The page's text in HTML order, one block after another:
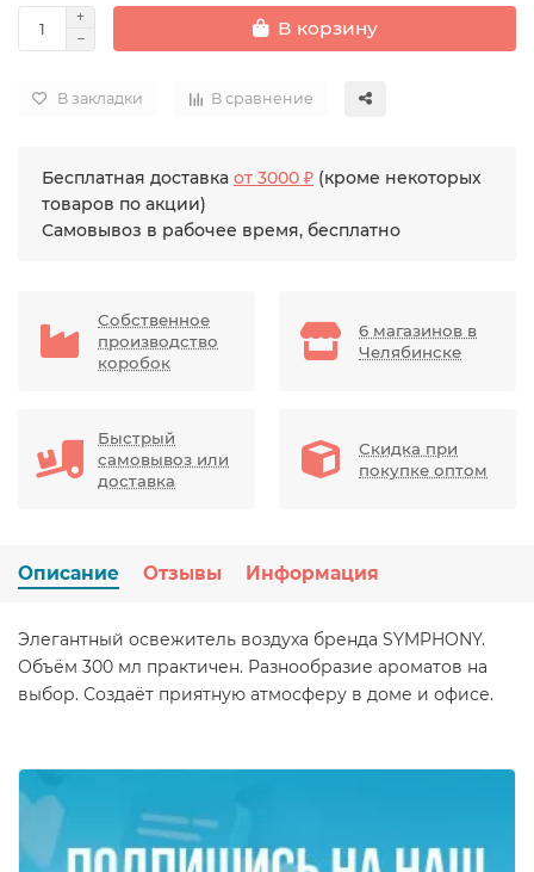
В корзину
В закладки В сравнение
Бесплатная доставка от 3000 ₽ (кроме некоторых
товаров по акции)
Самовывоз в рабочее время, бесплатно
Собственное
производство
коробок
6 магазинов в
Челябинске
Быстрый
самовывоз или
доставка
Скидка при
покупке оптом
Описание Отзывы Информация
Элегантный освежитель воздуха бренда SYMPHONY.
Объём 300 мл практичен. Разнообразие ароматов на
выбор. Создаёт приятную атмосферу в доме и офисе.